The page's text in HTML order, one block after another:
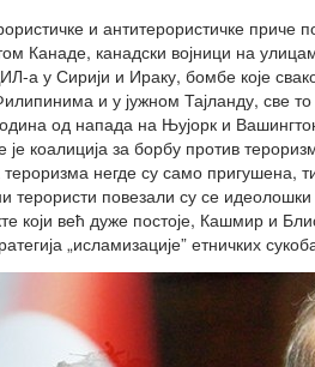
и антитерористичке приче
Канаде, канадски војници на
а у Сирији и Ираку, бомбе које
и у јужном Тајланду, све то
од напада на Њујорк и
коалиција за борбу против
негде су само пригушена,
терористи повезали су се
који већ дуже постоје, Кашмир и
„исламизације” етничких